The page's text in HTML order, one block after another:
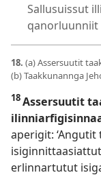
Sallusuissut
qanorluunniit
18. (a) Assersuutit
(b) Taakkunannga
18Assersuutit
aperigit:
erlinnartutut